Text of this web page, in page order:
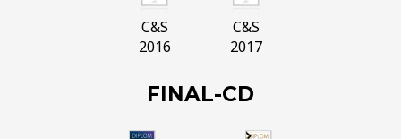
C&S
2016
C&S
2017
FINAL-CD